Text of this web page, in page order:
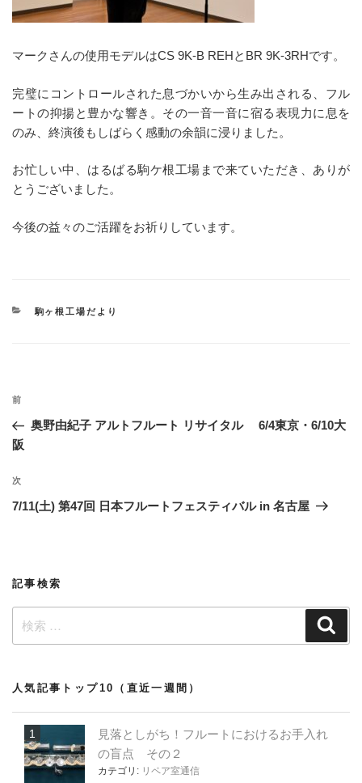
マークさんの使用モデルはCS 9K-B REHとBR 9K-3RHです。
完璧にコントロールされた息づかいから生み出される、フル
ートの抑揚と豊かな響き。その一音一音に宿る表現力に息を
のみ、終演後もしばらく感動の余韻に浸りました。
お忙しい中、はるばる駒ケ根工場まで来ていただき、ありが
とうございました。
今後の益々のご活躍をお祈りしています。
カ
駒ヶ根工場だより
投
ナ
ゲ
ー
過
去
の
稿
前
奥野由紀子 アルトフルート リサイタル 6/4東京・6/10大
阪
次
の
次
7/11(土) 第47回 日本フルートフェスティバル in 名古屋
記事検索
索:
人気記事トップ10（直近一週間）
見落としがち！フルートにおけるお手入れ
の盲点 その２
カテゴリ: リペア室通信